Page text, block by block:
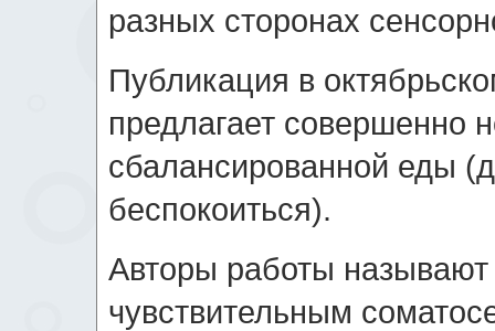
разных сторонах
Публикация в
предлагает совершенно
сбалансированной еды
беспокоиться).
Авторы работы
чувствительным